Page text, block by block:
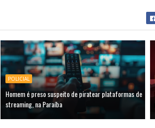
POLICIAL
Homem é preso suspeito de piratear plataformas de
streaming, na Paraíba